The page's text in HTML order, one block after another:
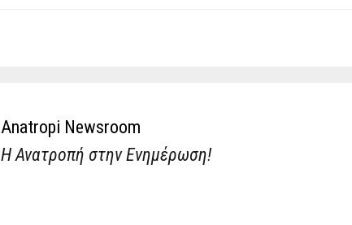
Anatropi Newsroom
Η Ανατροπή στην Ενημέρωση!